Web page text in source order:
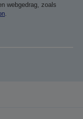
webgedrag, zoals
.